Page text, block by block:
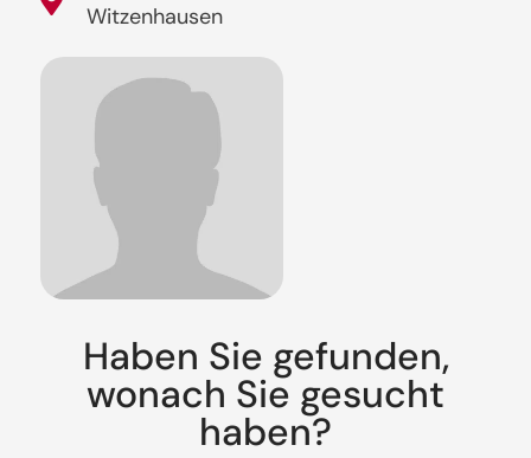
Witzenhausen
Haben Sie gefunden,
wonach Sie gesucht
haben?